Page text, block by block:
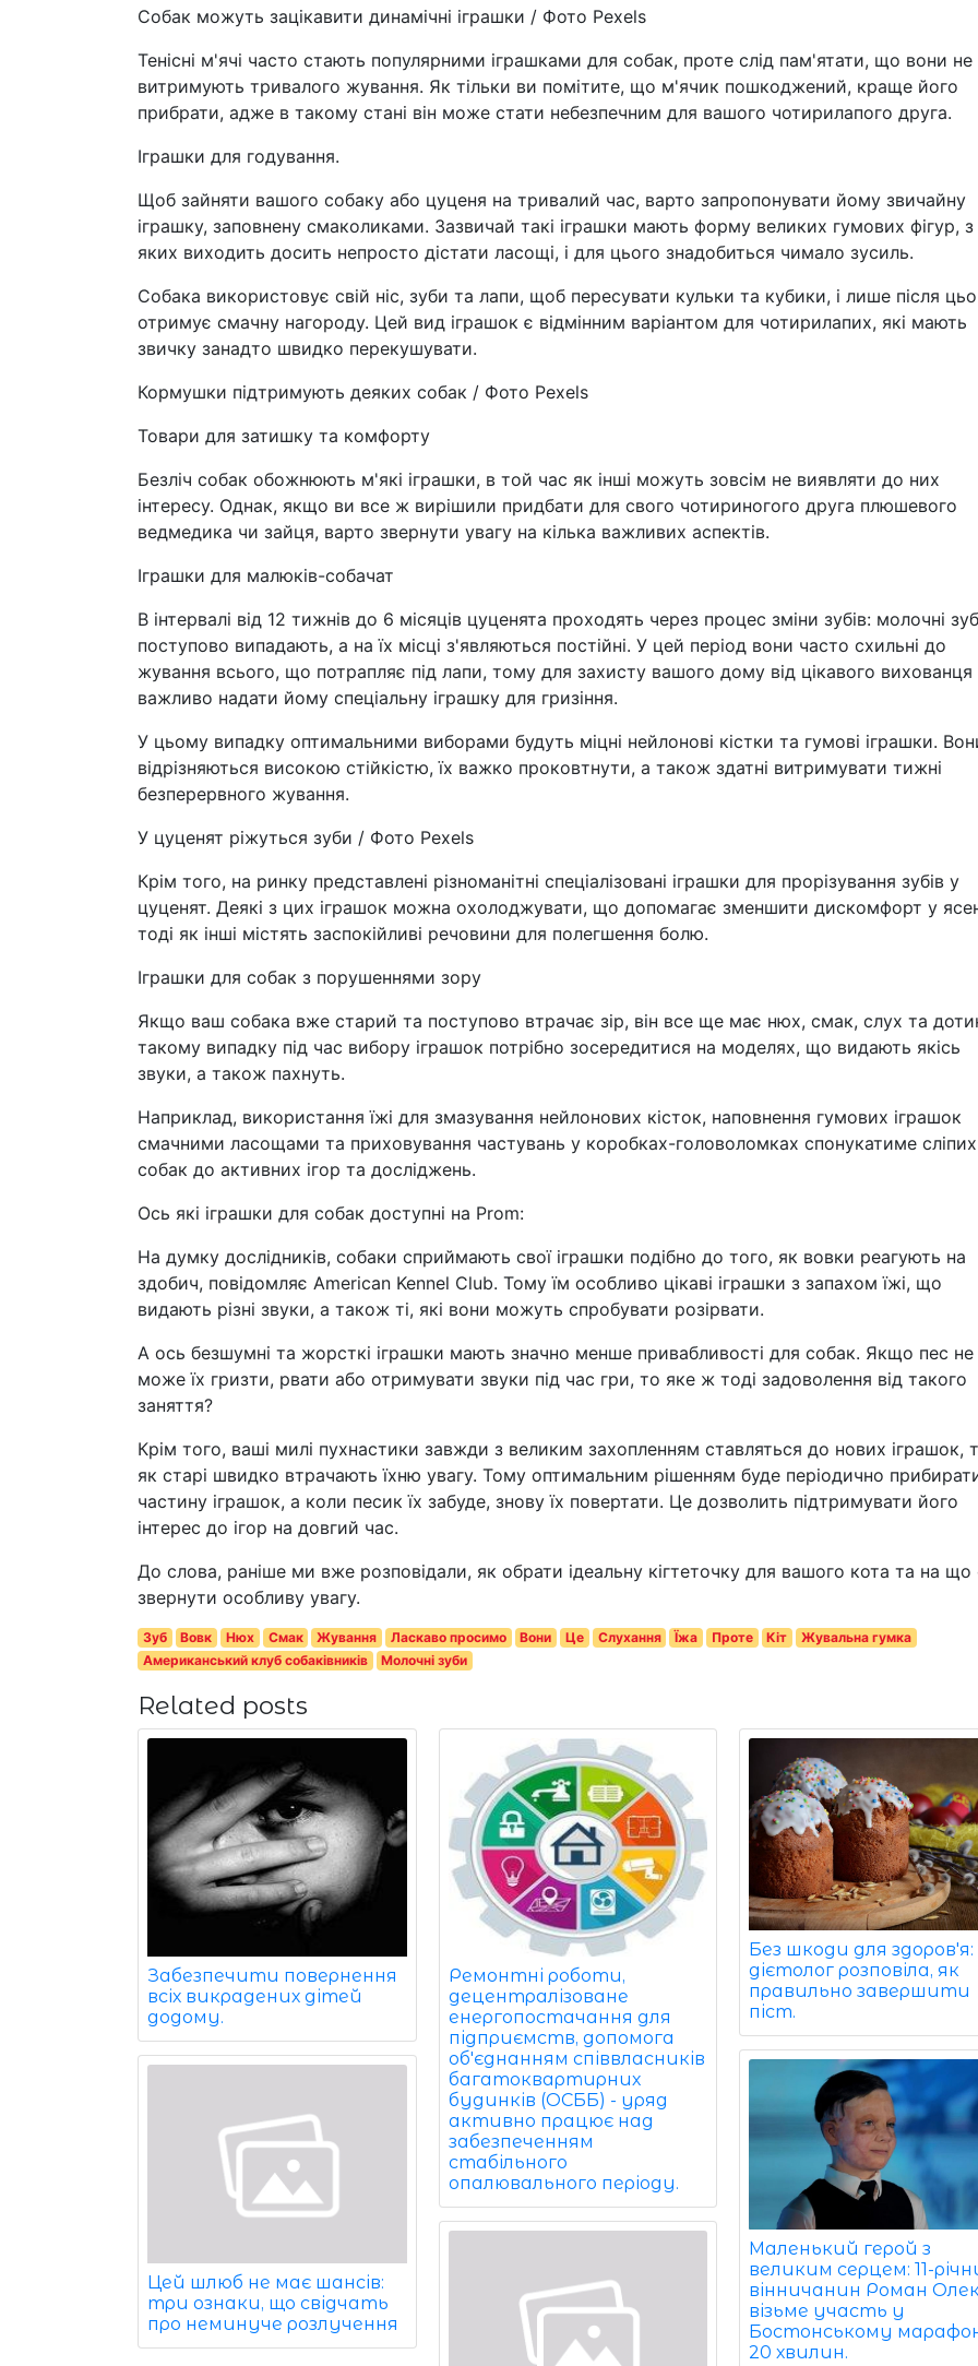
Собак можуть зацікавити динамічні іграшки / Фото Pexels
Тенісні м'ячі часто стають популярними іграшками для собак, проте слід пам'ятати, що вони не
витримують тривалого жування. Як тільки ви помітите, що м'ячик пошкоджений, краще його
прибрати, адже в такому стані він може стати небезпечним для вашого чотирилапого друга.
Іграшки для годування.
Щоб зайняти вашого собаку або цуценя на тривалий час, варто запропонувати йому звичайну
іграшку, заповнену смаколиками. Зазвичай такі іграшки мають форму великих гумових фігур, з
яких виходить досить непросто дістати ласощі, і для цього знадобиться чимало зусиль.
Собака використовує свій ніс, зуби та лапи, щоб пересувати кульки та кубики, і лише після
отримує смачну нагороду. Цей вид іграшок є відмінним варіантом для чотирилапих, які мають
звичку занадто швидко перекушувати.
Кормушки підтримують деяких собак / Фото Pexels
Товари для затишку та комфорту
Безліч собак обожнюють м'які іграшки, в той час як інші можуть зовсім не виявляти до них
інтересу. Однак, якщо ви все ж вирішили придбати для свого чотириногого друга плюшевого
ведмедика чи зайця, варто звернути увагу на кілька важливих аспектів.
Іграшки для малюків-собачат
В інтервалі від 12 тижнів до 6 місяців цуценята проходять через процес зміни зубів: молочні
поступово випадають, а на їх місці з'являються постійні. У цей період вони часто схильні до
жування всього, що потрапляє під лапи, тому для захисту вашого дому від цікавого вихованця
важливо надати йому спеціальну іграшку для гризіння.
У цьому випадку оптимальними виборами будуть міцні нейлонові кістки та гумові іграшки.
відрізняються високою стійкістю, їх важко проковтнути, а також здатні витримувати тижні
безперервного жування.
У цуценят ріжуться зуби / Фото Pexels
Крім того, на ринку представлені різноманітні спеціалізовані іграшки для прорізування зубів у
цуценят. Деякі з цих іграшок можна охолоджувати, що допомагає зменшити дискомфорт у
тоді як інші містять заспокійливі речовини для полегшення болю.
Іграшки для собак з порушеннями зору
Якщо ваш собака вже старий та поступово втрачає зір, він все ще має нюх, смак, слух та
такому випадку під час вибору іграшок потрібно зосередитися на моделях, що видають якісь
звуки, а також пахнуть.
Наприклад, використання їжі для змазування нейлонових кісток, наповнення гумових іграшок
смачними ласощами та приховування частувань у коробках-головоломках спонукатиме сліпих
собак до активних ігор та досліджень.
Ось які іграшки для собак доступні на Prom:
На думку дослідників, собаки сприймають свої іграшки подібно до того, як вовки реагують на
здобич, повідомляє American Kennel Club. Тому їм особливо цікаві іграшки з запахом їжі, що
видають різні звуки, а також ті, які вони можуть спробувати розірвати.
А ось безшумні та жорсткі іграшки мають значно менше привабливості для собак. Якщо пес не
може їх гризти, рвати або отримувати звуки під час гри, то яке ж тоді задоволення від такого
заняття?
Крім того, ваші милі пухнастики завжди з великим захопленням ставляться до нових іграшок,
як старі швидко втрачають їхню увагу. Тому оптимальним рішенням буде періодично
частину іграшок, а коли песик їх забуде, знову їх повертати. Це дозволить підтримувати його
інтерес до ігор на довгий час.
До слова, раніше ми вже розповідали, як обрати ідеальну кігтеточку для вашого кота та на що
звернути особливу увагу.
Зуб Вовк Нюх Смак Жування Ласкаво просимо Вони Це Слухання Їжа Проте Кіт
Жувальна гумка
Американський клуб собаківників
Молочні зуби
Related posts
Забезпечити повернення
всіх викрадених дітей
додому.
Цей шлюб не має шансів:
три ознаки, що свідчать
про неминуче розлучення
Ремонтні роботи,
децентралізоване
енергопостачання для
підприємств, допомога
об'єднанням співвласників
багатоквартирних
будинків (ОСББ) - уряд
активно працює над
забезпеченням
стабільного
опалювального періоду.
Без шкоди для здоров'я:
дієтолог розповіла, як
правильно завершити
піст.
Маленький герой з
великим серцем: 11-
вінничанин Роман
візьме участь у
Бостонському
20 хвилин.